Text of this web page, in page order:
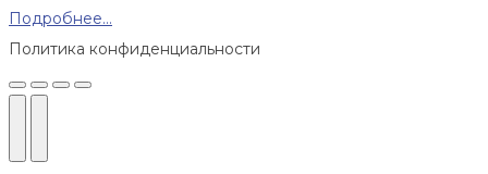
Подробнее…
Политика конфиденциальности